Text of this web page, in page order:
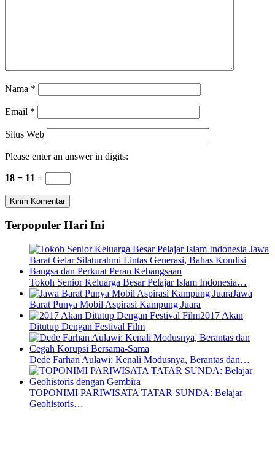
Nama *
Email *
Situs Web
Please enter an answer in digits:
18 − 11 =
Terpopuler Hari Ini
Tokoh Senior Keluarga Besar Pelajar Islam Indonesia…
Jawa
Barat Punya Mobil Aspirasi Kampung Juara
2017 Akan
Ditutup Dengan Festival Film
Dede Farhan Aulawi: Kenali Modusnya, Berantas dan…
TOPONIMI PARIWISATA TATAR SUNDA: Belajar
Geohistoris…